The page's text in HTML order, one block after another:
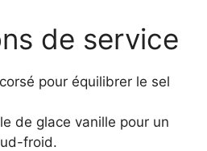
de service
pour équilibrer le sel
de glace vanille pour un
froid.